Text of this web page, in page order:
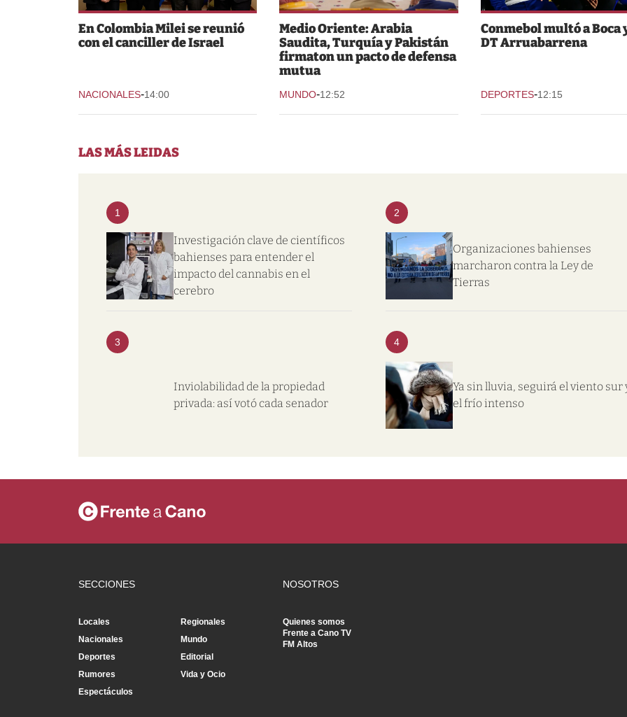
En Colombia Milei se reunió
con el canciller de Israel
NACIONALES-14:00
Medio Oriente: Arabia
Saudita, Turquía y Pakistán
firmaton un pacto de defensa
mutua
MUNDO-12:52
Conmebol multó a Boca
DT Arruabarrena
DEPORTES-12:15
LAS MÁS LEIDAS
1
Investigación clave de científicos
bahienses para entender el
impacto del cannabis en el
cerebro
2
Organizaciones bahienses
marcharon contra la Ley de
Tierras
3
Inviolabilidad de la propiedad
privada: así votó cada senador
4
Ya sin lluvia, seguirá el viento sur
el frío intenso
SECCIONES
Locales
Regionales
Nacionales
Mundo
Deportes
Editorial
Rumores
Vida y Ocio
Espectáculos
NOSOTROS
Quienes somos
Frente a Cano TV
FM Altos